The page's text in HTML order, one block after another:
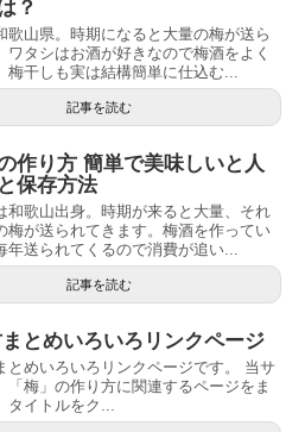
？
歌山県。時期になると大量の梅が送ら
ワタシはお酒が好きなので梅酒をよく
梅干しも実は結構簡単に仕込む...
記事を読む
作り方 簡単で美味しいと人
保存方法
和歌山出身。時期が来ると大量、それ
梅が送られてきます。梅酒を作ってい
年送られてくるので消費が追い...
記事を読む
とめいろいろリンクページ
とめいろいろリンクページです。 当サ
「梅」の作り方に関連するページをま
タイトルをク...